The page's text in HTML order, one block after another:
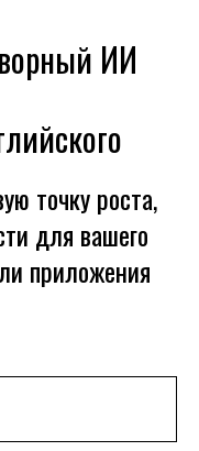
ИИ
точку роста,
для вашего
приложения